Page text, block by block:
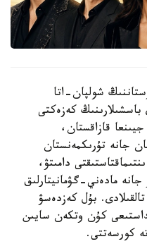
شولپان-اتا
باسشىلارىنىڭ كەزەكتى
قازاقستان،
جانە تۇرىكمەنستان
دامىتۋ،
جانە مادەني-گۋمانيتارلىق
بۇل كەزدەسۋ
كۇن وتكەن سايىن
كورسەتتى.